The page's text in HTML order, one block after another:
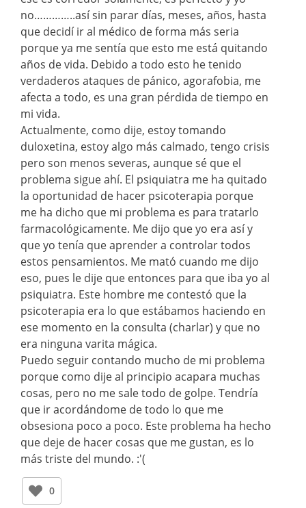
no…………..así sin parar días, meses, años, hasta
que decidí ir al médico de forma más seria
porque ya me sentía que esto me está quitando
años de vida. Debido a todo esto he tenido
verdaderos ataques de pánico, agorafobia, me
afecta a todo, es una gran pérdida de tiempo en
mi vida.
Actualmente, como dije, estoy tomando
duloxetina, estoy algo más calmado, tengo crisis
pero son menos severas, aunque sé que el
problema sigue ahí. El psiquiatra me ha quitado
la oportunidad de hacer psicoterapia porque
me ha dicho que mi problema es para tratarlo
farmacológicamente. Me dijo que yo era así y
que yo tenía que aprender a controlar todos
estos pensamientos. Me mató cuando me dijo
eso, pues le dije que entonces para que iba yo al
psiquiatra. Este hombre me contestó que la
psicoterapia era lo que estábamos haciendo en
ese momento en la consulta (charlar) y que no
era ninguna varita mágica.
Puedo seguir contando mucho de mi problema
porque como dije al principio acapara muchas
cosas, pero no me sale todo de golpe. Tendría
que ir acordándome de todo lo que me
obsesiona poco a poco. Este problema ha hecho
que deje de hacer cosas que me gustan, es lo
más triste del mundo. :'(
0